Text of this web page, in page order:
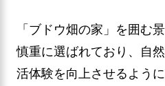
「ブドウ畑の家」を囲む
慎重に選ばれており、自
活体験を向上させるよう